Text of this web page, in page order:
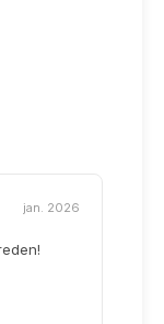
jan. 2026